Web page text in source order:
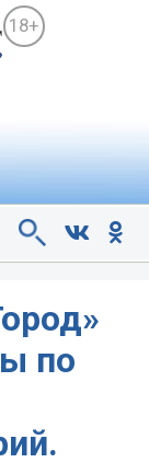
18+
по